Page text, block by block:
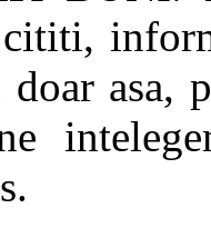
asa,